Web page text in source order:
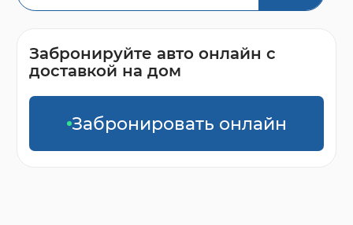
Забронируйте авто онлайн с
доставкой на дом
Забронировать онлайн